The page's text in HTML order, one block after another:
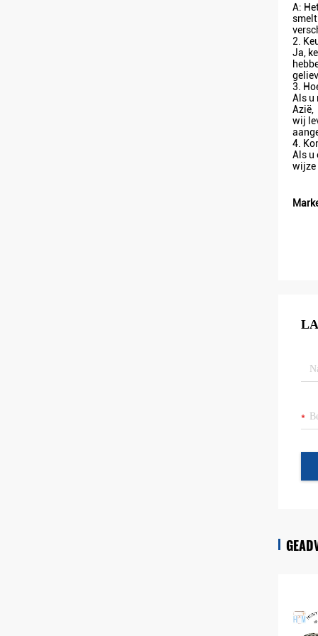
A:
2.
Ja,
3.
Als u
Azië,
wij
4.
Als u
wijze